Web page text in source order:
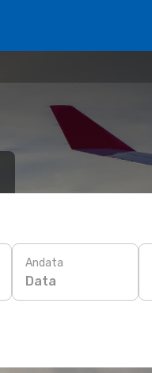
Andata
Data